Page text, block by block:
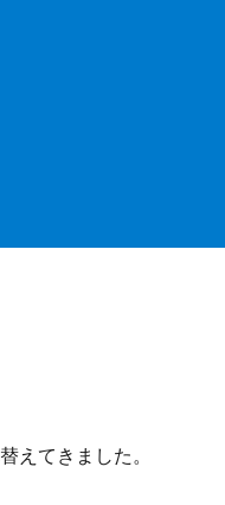
えてきました。